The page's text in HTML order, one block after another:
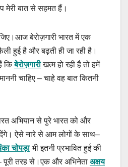
मेरी बात से सहमत हैं।
बेरोज़गारी भारत में एक
हुई है और बढ़ती ही जा रही है।
किबेरोज़गारीखत्म हो रही है तो हमें
चाहिए – चाहे वह बात कितनी
अभियान से पुरे भारत को और
ऐसे नारे से आम लोगों के साथ–
चोपड़ाभी इतनी प्रभावित हुई की
पूरी तरह से।एक और अभिनेता अक्षय